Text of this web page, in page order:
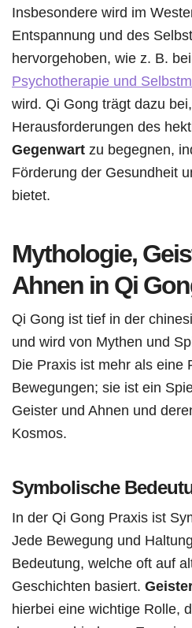
Insbesondere wird im
Entspannung und des
hervorgehoben, wie z. B.
Psychotherapie und
wird. Qi Gong trägt dazu
Herausforderungen des
Gegenwart zu begegnen,
Förderung der Gesundheit
bietet.
Mythologie,
Ahnen in Qi
Qi Gong ist tief in der
und wird von Mythen und
Die Praxis ist mehr als eine
Bewegungen; sie ist ein
Geister und Ahnen und
Kosmos.
Symbolische
In der Qi Gong Praxis ist
Jede Bewegung und
Bedeutung, welche oft auf
Geschichten basiert.
hierbei eine wichtige Rolle,